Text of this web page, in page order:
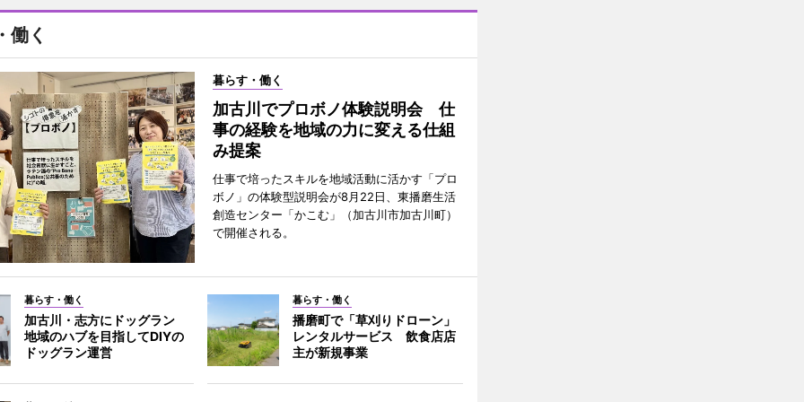
働く
暮らす・働く
加古川でプロボノ体験説明会 仕
事の経験を地域の力に変える仕組
み提案
仕事で培ったスキルを地域活動に活かす「プロ
ボノ」の体験型説明会が8月22日、東播磨生活
創造センター「かこむ」（加古川市加古川町）
で開催される。
暮らす・働く
加古川・志方にドッグラン
地域のハブを目指してDIYの
ドッグラン運営
暮らす・働く
播磨町で「草刈りドローン」
レンタルサービス 飲食店店
主が新規事業